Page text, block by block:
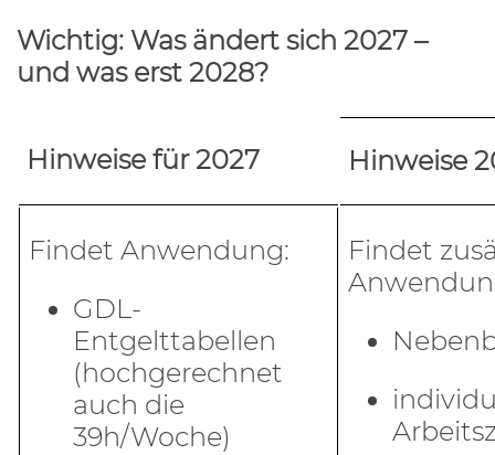
Wichtig: Was ändert sich 2027 –
und was erst 2028?
Hinweise für 2027 Hinweise
Findet Anwendung:
GDL-
Entgelttabellen
(hochgerechnet
auch die
39h/Woche)
Findet